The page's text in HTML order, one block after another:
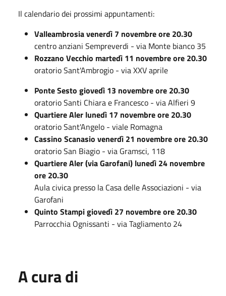
Il calendario dei prossimi appuntamenti:
Valleambrosia venerdì 7 novembre ore 20.30
centro anziani Sempreverdi - via Monte bianco 35
Rozzano Vecchio martedì 11 novembre ore 20.30
oratorio Sant'Ambrogio - via XXV aprile
Ponte Sesto giovedì 13 novembre ore 20.30
oratorio Santi Chiara e Francesco - via Alfieri 9
Quartiere Aler lunedì 17 novembre ore 20.30
oratorio Sant'Angelo - viale Romagna
Cassino Scanasio venerdì 21 novembre ore 20.30
oratorio San Biagio - via Gramsci, 118
Quartiere Aler (via Garofani) lunedì 24 novembre
ore 20.30
Aula civica presso la Casa delle Associazioni - via
Garofani
Quinto Stampi giovedì 27 novembre ore 20.30
Parrocchia Ognissanti - via Tagliamento 24
A cura di